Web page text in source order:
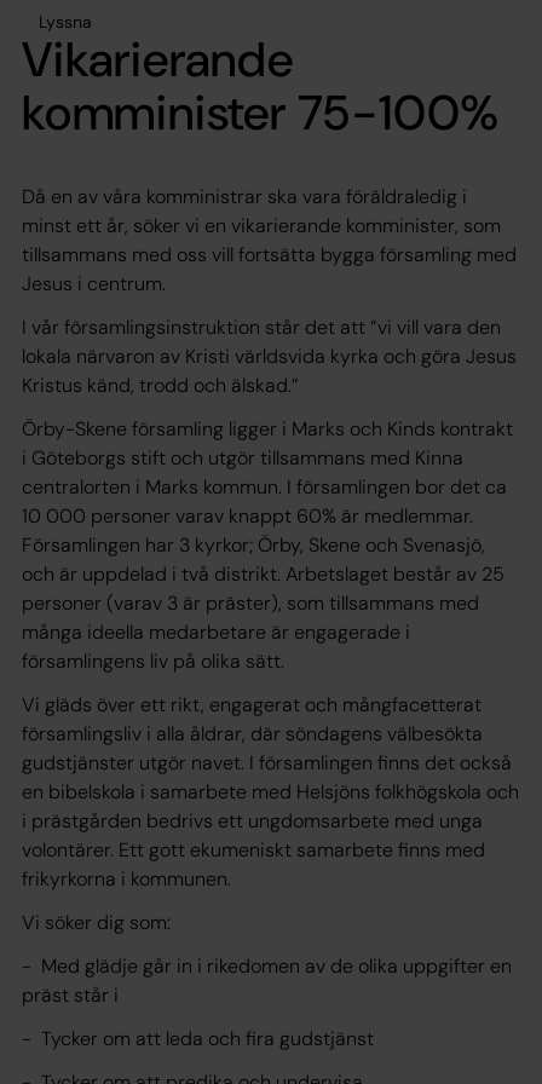
Lyssna
Vikarierande
komminister 75-100%
Då en av våra komministrar ska vara föräldraledig i
minst ett år, söker vi en vikarierande komminister, som
tillsammans med oss vill fortsätta bygga församling med
Jesus i centrum.
I vår församlingsinstruktion står det att ”vi vill vara den
lokala närvaron av Kristi världsvida kyrka och göra Jesus
Kristus känd, trodd och älskad.”
Örby-Skene församling ligger i Marks och Kinds kontrakt
i Göteborgs stift och utgör tillsammans med Kinna
centralorten i Marks kommun. I församlingen bor det ca
10 000 personer varav knappt 60% är medlemmar.
Församlingen har 3 kyrkor; Örby, Skene och Svenasjö,
och är uppdelad i två distrikt. Arbetslaget består av 25
personer (varav 3 är präster), som tillsammans med
många ideella medarbetare är engagerade i
församlingens liv på olika sätt.
Vi gläds över ett rikt, engagerat och mångfacetterat
församlingsliv i alla åldrar, där söndagens välbesökta
gudstjänster utgör navet. I församlingen finns det också
en bibelskola i samarbete med Helsjöns folkhögskola och
i prästgården bedrivs ett ungdomsarbete med unga
volontärer. Ett gott ekumeniskt samarbete finns med
frikyrkorna i kommunen.
Vi söker dig som:
- Med glädje går in i rikedomen av de olika uppgifter en
präst står i
- Tycker om att leda och fira gudstjänst